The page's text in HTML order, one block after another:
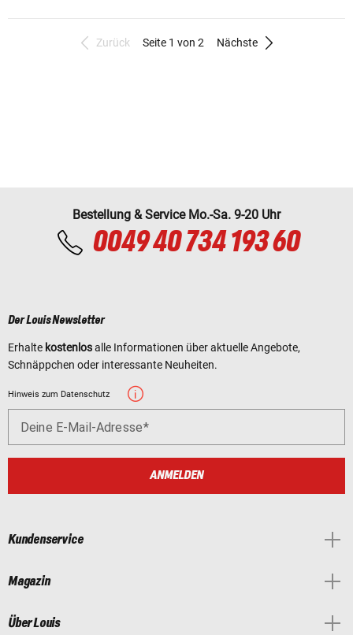
Zurück Seite 1 von 2 Nächste
Bestellung & Service Mo.-Sa. 9-20 Uhr
0049 40 734 193 60
Der Louis Newsletter
Erhalte kostenlosalle Informationen über aktuelle Angebote,
Schnäppchen oder interessante Neuheiten.
Hinweis zum Datenschutz
Deine E-Mail-Adresse
ANMELDEN
Kundenservice
Magazin
Über Louis